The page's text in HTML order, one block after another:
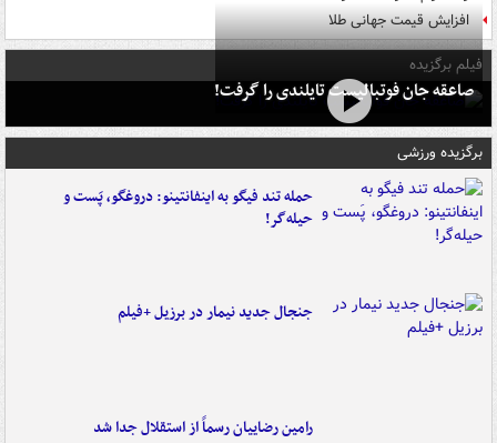
افزایش قیمت جهانی طلا
فیلم برگزیده
صاعقه جان فوتبالیست تایلندی را گرفت!
برگزیده ورزشی
حمله تند فیگو به اینفانتینو: دروغگو، پَست‌ و
حیله‌گر!
جنجال جدید نیمار در برزیل +فیلم
رامین رضاییان رسماً از استقلال جدا شد